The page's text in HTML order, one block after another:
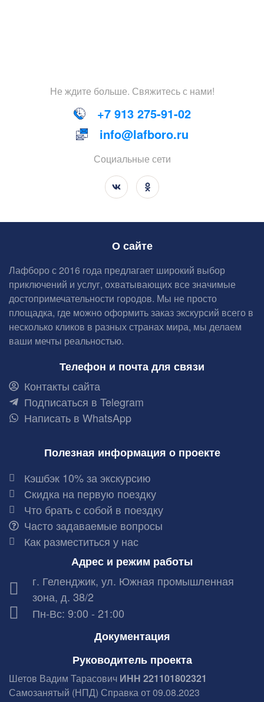
Не ждите больше. Свяжитесьс нами!
+7 913 275-91-02
info@lafboro.ru
Социальные сети
О сайте
Лафборо с 2016 года предлагает широкий выбор
приключений и услуг, охватывающих все значимые
достопримечательности городов. Мы не просто
площадка, где можно оформить заказ экскурсий всего в
несколько кликов в разных странах мира, мы делаем
ваши мечты реальностью.
Телефон и почта для связи
Контакты сайта
Подписаться в Telegram
Написать в WhatsApp
Полезная информация о проекте
Кэшбэк 10% за экскурсию
Скидка на первую поездку
Что брать с собой в поездку
Часто задаваемые вопросы
Как разместиться у нас
Адрес и режим работы
г. Геленджик, ул. Южная промышленная
зона, д. 38/2
Пн-Вс: 9:00 - 21:00
Документация
Руководитель проекта
Шетов Вадим Тарасович ИНН 221101802321
Самозанятый (НПД) Справка от 09.08.2023